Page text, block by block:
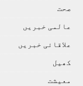
صحت
عالمی خبريں
علاقائی خبريں
کھيل
معيشت